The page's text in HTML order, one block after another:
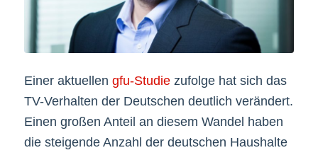
Einer aktuellen gfu-Studiezufolge hat sich das
TV-Verhalten der Deutschen deutlich verändert.
Einen großen Anteil an diesem Wandel haben
die steigende Anzahl der deutschen Haushalte